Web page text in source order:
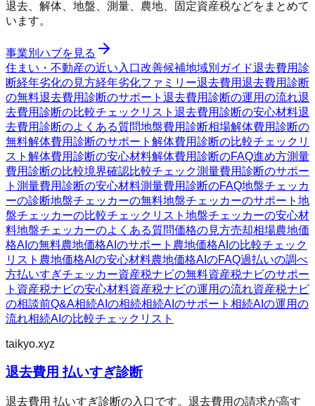
退去、解体、地盤、測量、農地、固定資産税などをまとめて
います。
事業別ハブを見る
住まい・不動産の近い入口改善候補地域別ガイド退去費用診
断経年劣化の見方経年劣化ファミリー退去費用退去費用診断
の無料退去費用診断のサポート 退去費用診断の運用の流れ退
去費用診断の比較チェックリスト 退去費用診断の安心材料退
去費用診断のよくある質問地盤費用診断相場解体費用診断の
無料解体費用診断のサポート 解体費用診断の比較チェックリ
スト 解体費用診断の安心材料解体費用診断のFAQ進め方測量
費用診断の比較境界確認比較チェック測量費用診断のサポー
ト 測量費用診断の安心材料測量費用診断のFAQ地盤チェッカ
ーの診断地盤チェッカーの無料地盤チェッカーのサポート 地
盤チェッカーの比較チェックリスト 地盤チェッカーの安心材
料地盤チェッカーのよくある質問価格の見方売却相場農地価
格AIの無料農地価格AIのサポート 農地価格AIの比較チェック
リスト 農地価格AIの安心材料農地価格AIのFAQ過払いの調べ
方払いすぎチェッカー資産税ナビの無料資産税ナビのサポー
ト 資産税ナビの安心材料資産税ナビの運用の流れ資産税ナビ
の相談前Q&A相続AIの相続相続AIのサポート 相続AIの運用の
流れ相続AIの比較チェックリスト
taikyo.xyz
退去費用 払いすぎ診断
退去費用 払いすぎ診断の入口です。退去費用の請求が高す